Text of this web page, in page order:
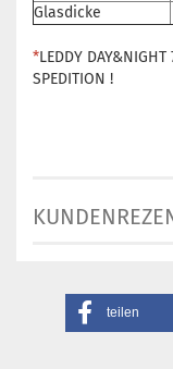
Glasdicke
*LEDDY DAY&NIGHT
SPEDITION !
teilen